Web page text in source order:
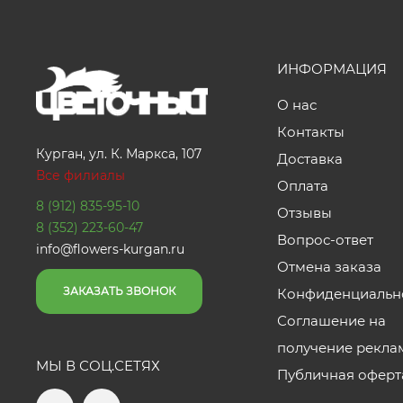
Курган, ул. К. Маркса, 107
Все филиалы
8 (912) 835-95-10
8 (352) 223-60-47
info@flowers-kurgan.ru
ЗАКАЗАТЬ ЗВОНОК
МЫ В СОЦ.СЕТЯХ
ИНФОРМАЦИЯ
О нас
Контакты
Доставка
Оплата
Отзывы
Вопрос-ответ
Отмена заказа
Соглашение на
получение
Публичная